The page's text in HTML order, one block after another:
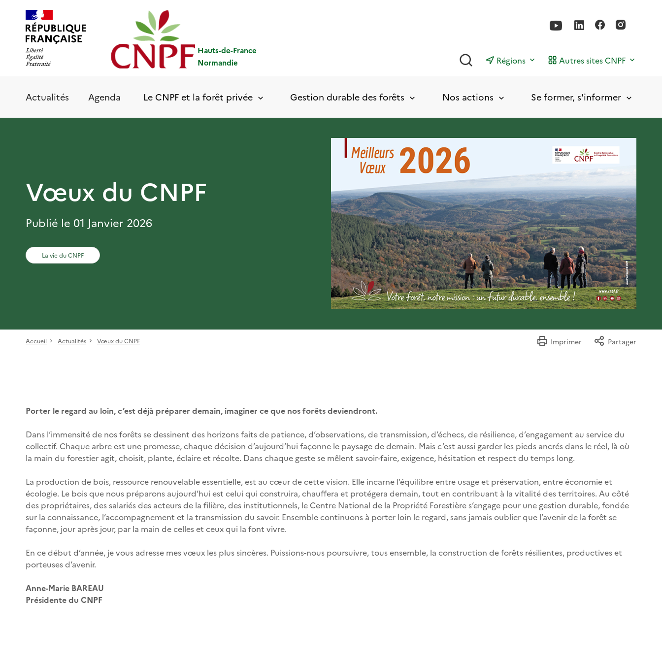
contenu
principal
Hauts-de-France
Normandie
Rechercher
Régions Autres sites CNPF
Actualités Agenda Le CNPF et la forêt privée Gestion durable des forêts Nos actions Se former, s'informer
Vœux du CNPF
Publié le 01 Janvier 2026
La vie du CNPF
Accueil Actualités Vœux du CNPF Imprimer Partager
Porter le regard au loin, c’est déjà préparer demain, imaginer ce que nos forêts deviendront.
Dans l’immensité de nos forêts se dessinent des horizons faits de patience, d’observations, de transmission, d’échecs, de résilience, d’engagement au service du
collectif. Chaque arbre est une promesse, chaque décision d’aujourd’hui façonne le paysage de demain. Mais c’est aussi garder les pieds ancrés dans le réel, là où
la main du forestier agit, choisit, plante, éclaire et récolte. Dans chaque geste se mêlent savoir-faire, exigence, hésitation et respect du temps long.
La production de bois, ressource renouvelable essentielle, est au cœur de cette vision. Elle incarne l’équilibre entre usage et préservation, entre économie et
écologie. Le bois que nous préparons aujourd’hui est celui qui construira, chauffera et protégera demain, tout en contribuant à la vitalité des territoires. Au côté
des propriétaires, des salariés des acteurs de la filière, des institutionnels, le Centre National de la Propriété Forestière s’engage pour une gestion durable, fondée
sur la connaissance, l’accompagnement et la transmission du savoir. Ensemble continuons à porter loin le regard, sans jamais oublier que l’avenir de la forêt se
façonne, jour après jour, par la main de celles et ceux qui la font vivre.
En ce début d’année, je vous adresse mes vœux les plus sincères. Puissions-nous poursuivre, tous ensemble, la construction de forêts résilientes, productives et
porteuses d’avenir.
Anne-Marie BAREAU
Présidente du CNPF